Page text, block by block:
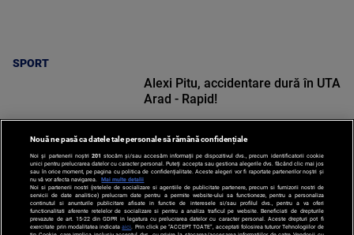
SPORT
SPORT
Alexi Pitu, accidentare dură în UTA
Arad - Rapid!
Nouă ne pasă ca datele tale personale să rămână confidențiale
Noi și partenerii noștri 201 stocăm și/sau accesăm informații pe dispozitivul dvs., precum identificatorii cookie
unici pentru prelucrarea datelor cu caracter personal. Puteți accepta sau gestiona alegerile dvs. făcând clic mai jos
sau în orice moment, pe pagina cu politica de confidențialitate. Aceste alegeri vor fi raportate partenerilor noștri și
nu vă vor afecta navigarea.
Mai multe detalii
Noi si partenerii nostri (retelele de socializare si agentiile de publicitate partenere, precum si furnizorii nostri de
servicii de date analitice) prelucram date pentru a permite website-ului sa functioneze, pentru a personaliza
continutul si anunturile publicitare afisate in functie de interesele si/sau profilul dvs., pentru a va oferi
functionalitati aferente retelelor de socializare si pentru a analiza traficul pe website. Beneficiati de drepturile
prevazute de art. 15-22 din GDPR in legatura cu prelucrarea datelor cu caracter personal. Aceste drepturi pot fi
exercitate prin modalitatea indicataaici . Prin click pe “ACCEPT TOATE”, acceptati folosirea tuturor Tehnologiilor de